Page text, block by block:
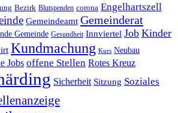
Bezirk Blutspenden corona Engelhartszell
Gemeindeamt Gemeinderat
Gemeinde Gesundheit Innviertel Job Kinder
Kundmachung Kurs Neubau
Jobs offene Stellen Rotes Kreuz
Sicherheit Sitzung Soziales